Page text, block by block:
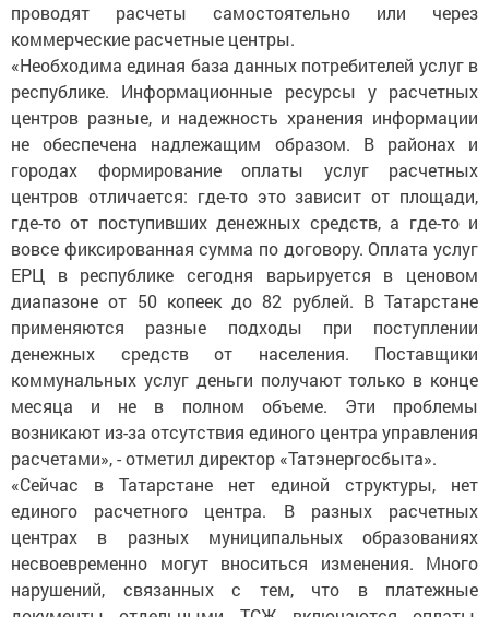
проводят расчеты самостоятельно или через
коммерческие расчетные центры.
«Необходима единая база данных потребителей услуг в
республике. Информационные ресурсы у расчетных
центров разные, и надежность хранения информации
не обеспечена надлежащим образом. В районах и
городах формирование оплаты услуг расчетных
центров отличается: где-то это зависит от площади,
где-то от поступивших денежных средств, а где-то и
вовсе фиксированная сумма по договору. Оплата услуг
ЕРЦ в республике сегодня варьируется в ценовом
диапазоне от 50 копеек до 82 рублей. В Татарстане
применяются разные подходы при поступлении
денежных средств от населения. Поставщики
коммунальных услуг деньги получают только в конце
месяца и не в полном объеме. Эти проблемы
возникают из-за отсутствия единого центра управления
расчетами», - отметил директор «Татэнергосбыта».
«Сейчас в Татарстане нет единой структуры, нет
единого расчетного центра. В разных расчетных
центрах в разных муниципальных образованиях
несвоевременно могут вноситься изменения. Много
нарушений, связанных с тем, что в платежные